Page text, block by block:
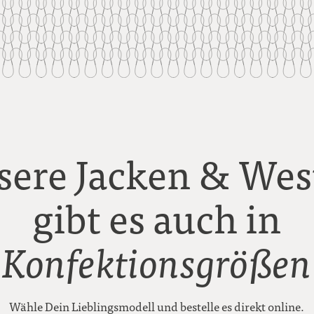
Jacken &
gibt es auch in
Konfektionsgrößen
Wähle Dein Lieblingsmodell und bestelle es direkt online.